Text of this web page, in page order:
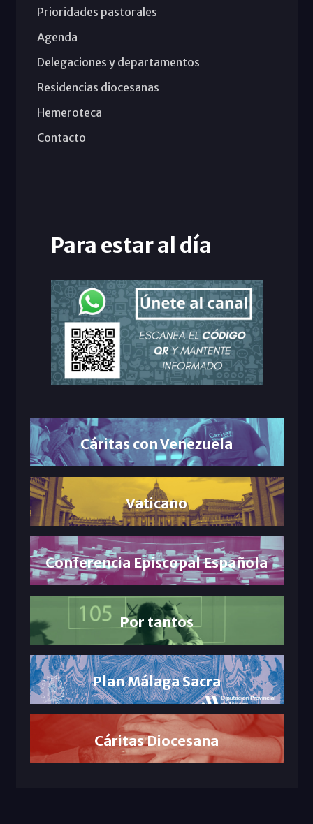
Prioridades pastorales
Agenda
Delegaciones y departamentos
Residencias diocesanas
Hemeroteca
Contacto
Para estar al día
Cáritas con Venezuela
Vaticano
Conferencia Episcopal Española
Por tantos
Plan Málaga Sacra
Cáritas Diocesana